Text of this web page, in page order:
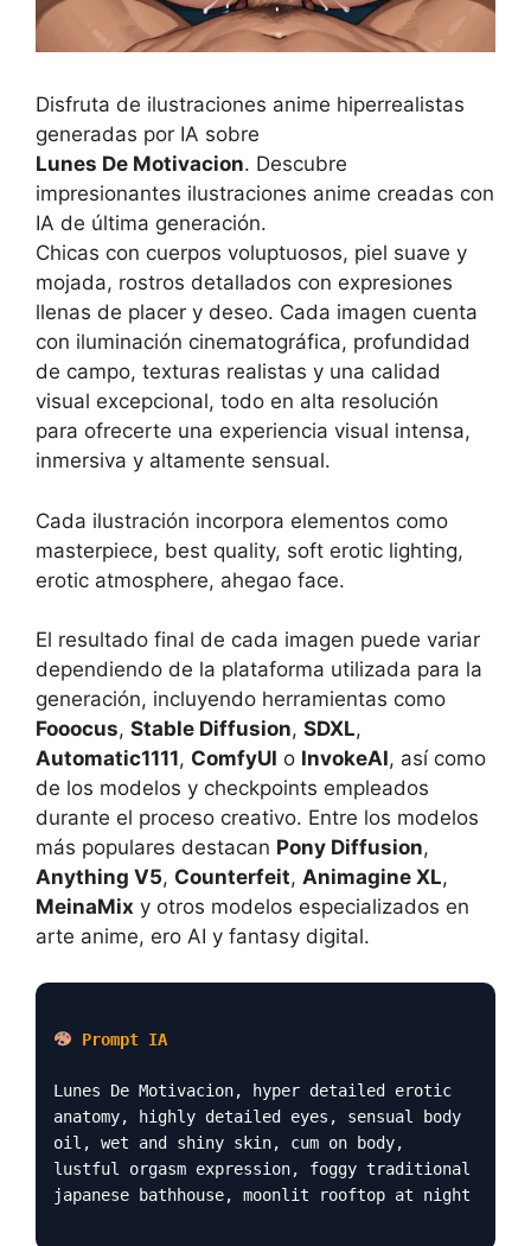
Disfruta de ilustraciones anime hiperrealistas
generadas por IA sobre
Lunes De Motivacion. Descubre
impresionantes ilustraciones anime creadas con
IA de última generación.
Chicas con cuerpos voluptuosos, piel suave y
mojada, rostros detallados con expresiones
llenas de placer y deseo. Cada imagen cuenta
con iluminación cinematográfica, profundidad
de campo, texturas realistas y una calidad
visual excepcional, todo en alta resolución
para ofrecerte una experiencia visual intensa,
inmersiva y altamente sensual.
Cada ilustración incorpora elementos como
masterpiece, best quality, soft erotic lighting,
erotic atmosphere, ahegao face.
El resultado final de cada imagen puede variar
dependiendo de la plataforma utilizada para la
generación, incluyendo herramientas como
Fooocus, Stable Diffusion, SDXL,
Automatic1111, ComfyUI o InvokeAI, así como
de los modelos y checkpoints empleados
durante el proceso creativo. Entre los modelos
más populares destacan Pony Diffusion,
Anything V5, Counterfeit, Animagine XL,
MeinaMix y otros modelos especializados en
arte anime, ero AI y fantasy digital.
Prompt IA
Lunes De Motivacion, hyper detailed erotic
anatomy, highly detailed eyes, sensual body
oil, wet and shiny skin, cum on body,
lustful orgasm expression, foggy traditional
japanese bathhouse, moonlit rooftop at night